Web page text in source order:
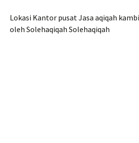
Lokasi Kantor pusat Jasa aqiqah
oleh Solehaqiqah Solehaqiqah